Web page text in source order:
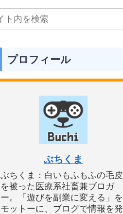
プロフィール
ぶちくま
ぶちくま：白いもふもふの毛皮
を被った医療系社畜兼ブロガ
ー。「遊びを副業に変える」を
モットーに、ブログで情報を発